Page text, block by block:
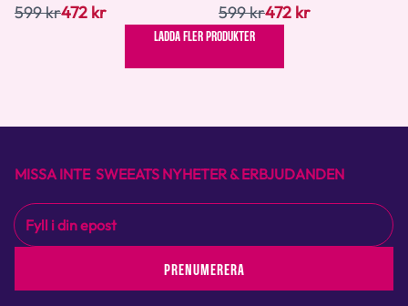
599 kr472 kr 599 kr472 kr
LADDA FLER PRODUKTER
MISSA INTE SWEEATS NYHETER & ERBJUDANDEN
PRENUMERERA